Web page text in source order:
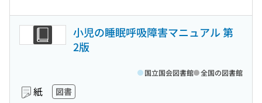
小児の睡眠呼吸障害マニュアル 第
2版
紙 図書
国立国会図書館 全国の図書館